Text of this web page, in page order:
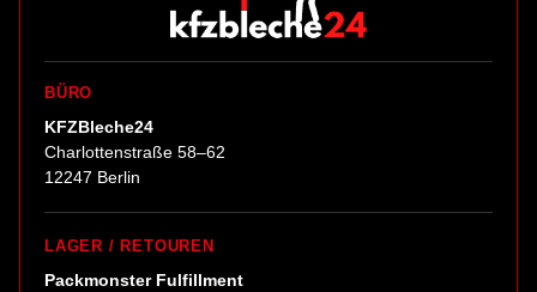
BÜRO
KFZBleche24
Charlottenstraße 58–62
12247 Berlin
LAGER / RETOUREN
Packmonster Fulfillment